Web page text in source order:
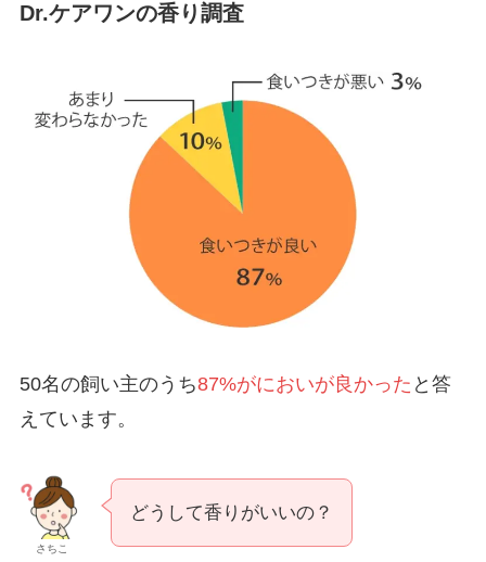
Dr.ケアワンの香り調査
50名の飼い主のうち87%がにおいが良かった と答
えています。
さちこ
どうして香りがいいの？